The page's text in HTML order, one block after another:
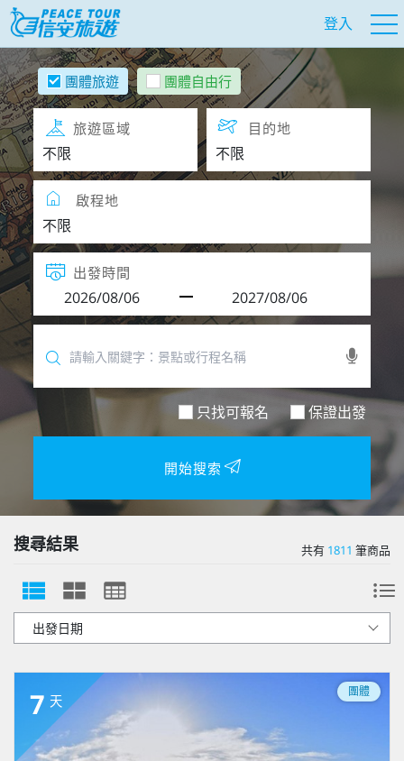
登入
團體旅遊 團體自由行
旅遊區域 目的地
啟程地
出發時間
只找可報名 保證出發
開始搜索
搜尋結果 共有 1811 筆商品
7 天
團體